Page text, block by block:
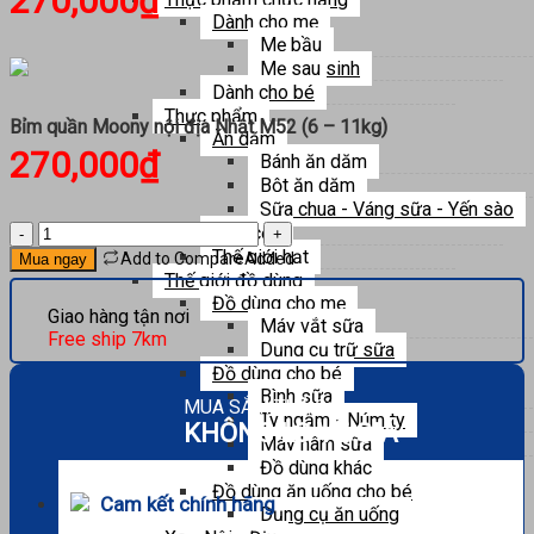
Dành cho mẹ
Mẹ bầu
Mẹ sau sinh
Dành cho bé
Thực phẩm
Ăn dặm
Bánh ăn dặm
Bột ăn dặm
Sữa chua - Váng sữa - Yến sào
Ngũ cốc
Thế giới hạt
Thế giới đồ dùng
Đồ dùng cho mẹ
Máy vắt sữa
Dụng cụ trữ sữa
Đồ dùng cho bé
Bình sữa
Ty ngậm - Núm ty
Máy hâm sữa
Đồ dùng khác
Đồ dùng ăn uống cho bé
Dụng cụ ăn uống
Bỉm quần Moony nội địa Nhật M52 (6 – 11kg)
270,000₫
Bỉm
quần
Moony
địa
Nhật
M52
Mua ngay Add to CompareAdded
Giao hàng tận nơi
Free ship 7km
MUA SẮM THẢ GA
KHÔNG LO VỀ GIÁ
Cam kết chính hãng